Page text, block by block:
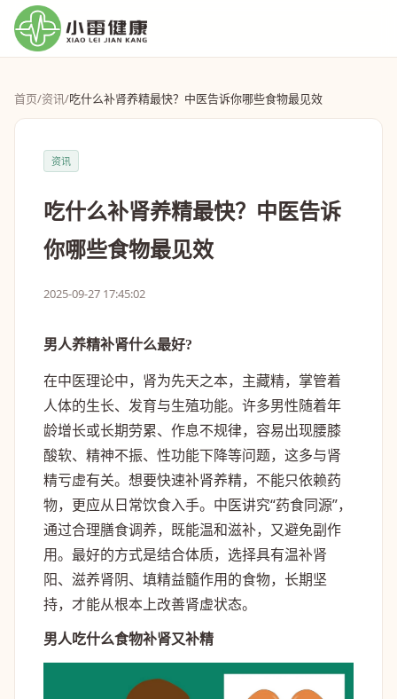
首页/资讯/吃什么补肾养精最快？中医告诉你哪些食物最见效
资讯
吃什么补肾养精最快？中医告诉
你哪些食物最见效
2025-09-27 17:45:02
男人养精补肾什么最好?
在中医理论中，肾为先天之本，主藏精，掌管着
人体的生长、发育与生殖功能。许多男性随着年
龄增长或长期劳累、作息不规律，容易出现腰膝
酸软、精神不振、性功能下降等问题，这多与肾
精亏虚有关。想要快速补肾养精，不能只依赖药
物，更应从日常饮食入手。中医讲究“药食同源”，
通过合理膳食调养，既能温和滋补，又避免副作
用。最好的方式是结合体质，选择具有温补肾
阳、滋养肾阴、填精益髓作用的食物，长期坚
持，才能从根本上改善肾虚状态。
男人吃什么食物补肾又补精